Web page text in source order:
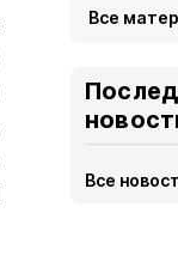
Все
Все